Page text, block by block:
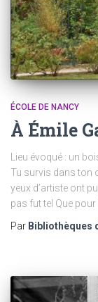
ÉCOLE DE NANCY
À Émile
Lieu évoqué : un
Tu survis dans ton
yeux d’artiste ont
pas fut tel Que
Par Bibliothèques